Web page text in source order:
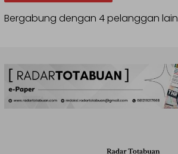
Bergabung dengan 4 pelanggan lain